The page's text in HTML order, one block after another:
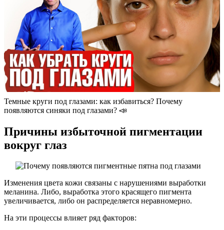
Темные круги под глазами: как избавиться? Почему
появляются синяки под глазами? 📣
Причины избыточной пигментации
вокруг глаз
Изменения цвета кожи связаны с нарушениями выработки
меланина. Либо, выработка этого красящего пигмента
увеличивается, либо он распределяется неравномерно.
На эти процессы влияет ряд факторов: